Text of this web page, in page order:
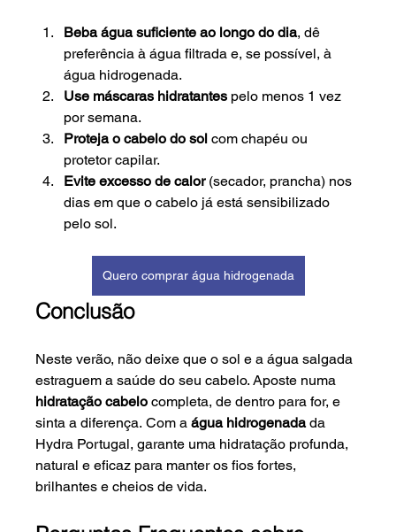
Beba água suficiente ao longo do dia, dê
preferência à água filtrada e, se possível, à
água hidrogenada.
Use máscaras hidratantes pelo menos 1 vez
por semana.
Proteja o cabelo do sol com chapéu ou
protetor capilar.
Evite excesso de calor (secador, prancha) nos
dias em que o cabelo já está sensibilizado
pelo sol.
Quero comprar água hidrogenada
Conclusão
Neste verão, não deixe que o sol e a água salgada
estraguem a saúde do seu cabelo. Aposte numa
hidratação cabelo completa, de dentro para for, e
sinta a diferença. Com a água hidrogenada da
Hydra Portugal, garante uma hidratação profunda,
natural e eficaz para manter os fios fortes,
brilhantes e cheios de vida.